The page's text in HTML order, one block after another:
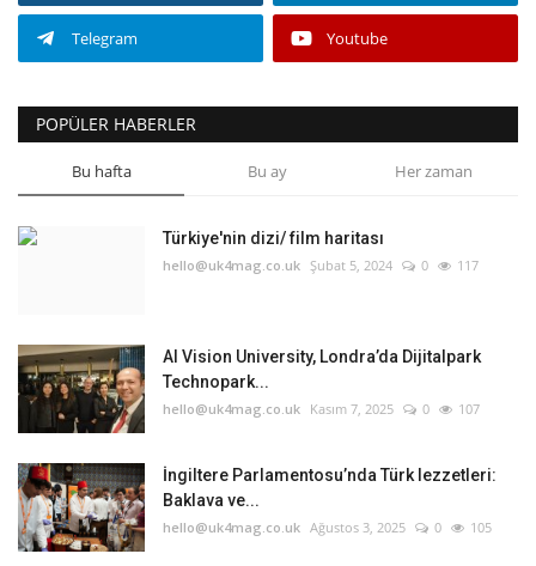
Firma Rehberi
Kültür - Sanat
Restoranlar
Etkinlik
Hakkımızda
Galeri
Telegram Youtube
POPÜLER HABERLER
Bu hafta Bu ay Her zaman
Türkiye'nin dizi/ film haritası
hello@uk4mag.co.uk Şubat 5, 2024 0 117
AI Vision University, Londra’da Dijitalpark
Technopark...
hello@uk4mag.co.uk Kasım 7, 2025 0 107
İngiltere Parlamentosu’nda Türk lezzetleri:
Baklava ve...
hello@uk4mag.co.uk Ağustos 3, 2025 0 105